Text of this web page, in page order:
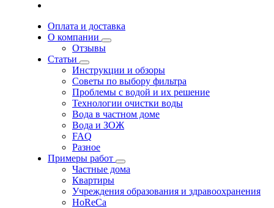
Оплата и доставка
О компании
Отзывы
Статьи
Инструкции и обзоры
Советы по выбору фильтра
Проблемы с водой и их решение
Технологии очистки воды
Вода в частном доме
Вода и ЗОЖ
FAQ
Разное
Примеры работ
Частные дома
Квартиры
Учреждения образования и здравоохранения
HoReCa